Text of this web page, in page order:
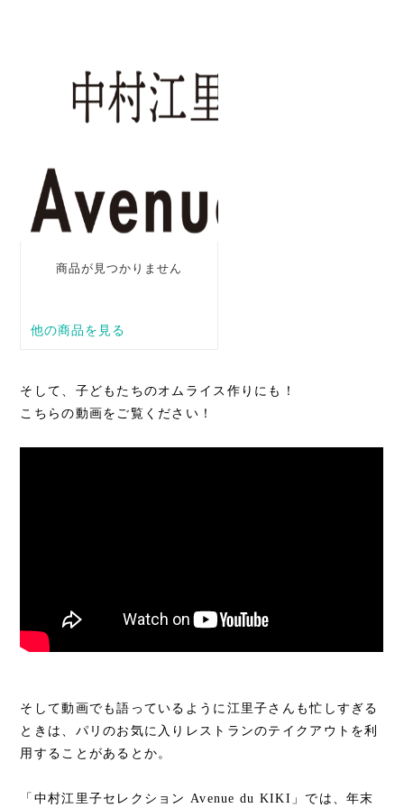
そして、子どもたちのオムライス作りにも！
こちらの動画をご覧ください！
そして動画でも語っているように江里子さんも忙しすぎる
ときは、パリのお気に入りレストランのテイクアウトを利
用することがあるとか。
「中村江里子セレクション Avenue du KIKI」では、年末